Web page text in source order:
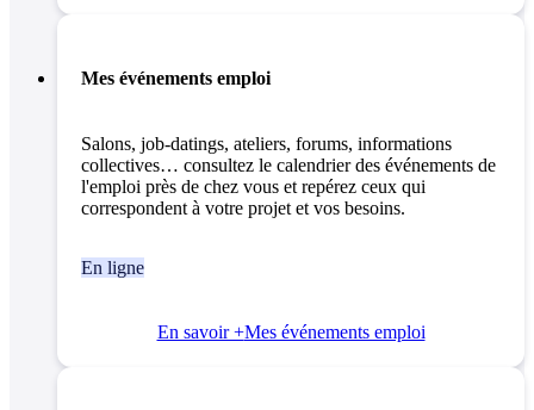
Mes événements emploi
Salons, job-datings, ateliers, forums, informations
collectives… consultez le calendrier des événements de
l'emploi près de chez vous et repérez ceux qui
correspondent à votre projet et vos besoins.
En ligne
En savoir +Mes événements emploi